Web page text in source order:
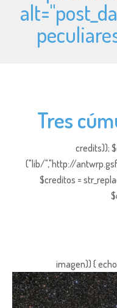
alt="
Tres
credits));
("lib/","http://
$creditos =
imagen)) {